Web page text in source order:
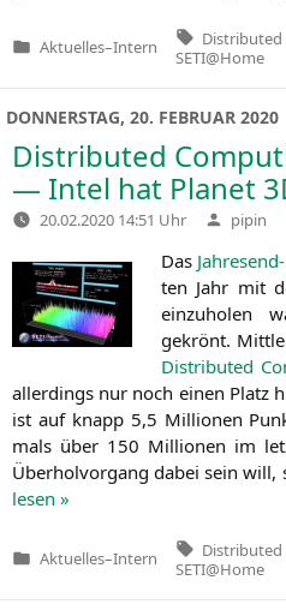
Veröffentlicht
Aktuelles–Intern
Tags:
SETI@Home
DONNERSTAG, 20. FEBRUAR 2020
Distributed
— Intel hat Planet
20.02.2020 14:51 Uhr Verfasst
von
pipin
Das
ten Jahr mit
ein­zu­ho­len
gekrönt.
Dis­tri­bu­ted
aller­dings nur noch einen Platz
ist auf knapp 5,5 Mil­lio­nen
mals über 150 Mil­lio­nen im
Über­hol­vor­gang dabei sein will,
le­sen »
Veröffentlicht
Aktuelles–Intern
Tags:
SETI@Home